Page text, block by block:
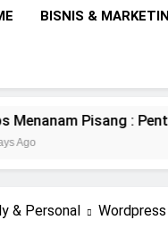
BISNIS &
: Pentingnya
& Personal